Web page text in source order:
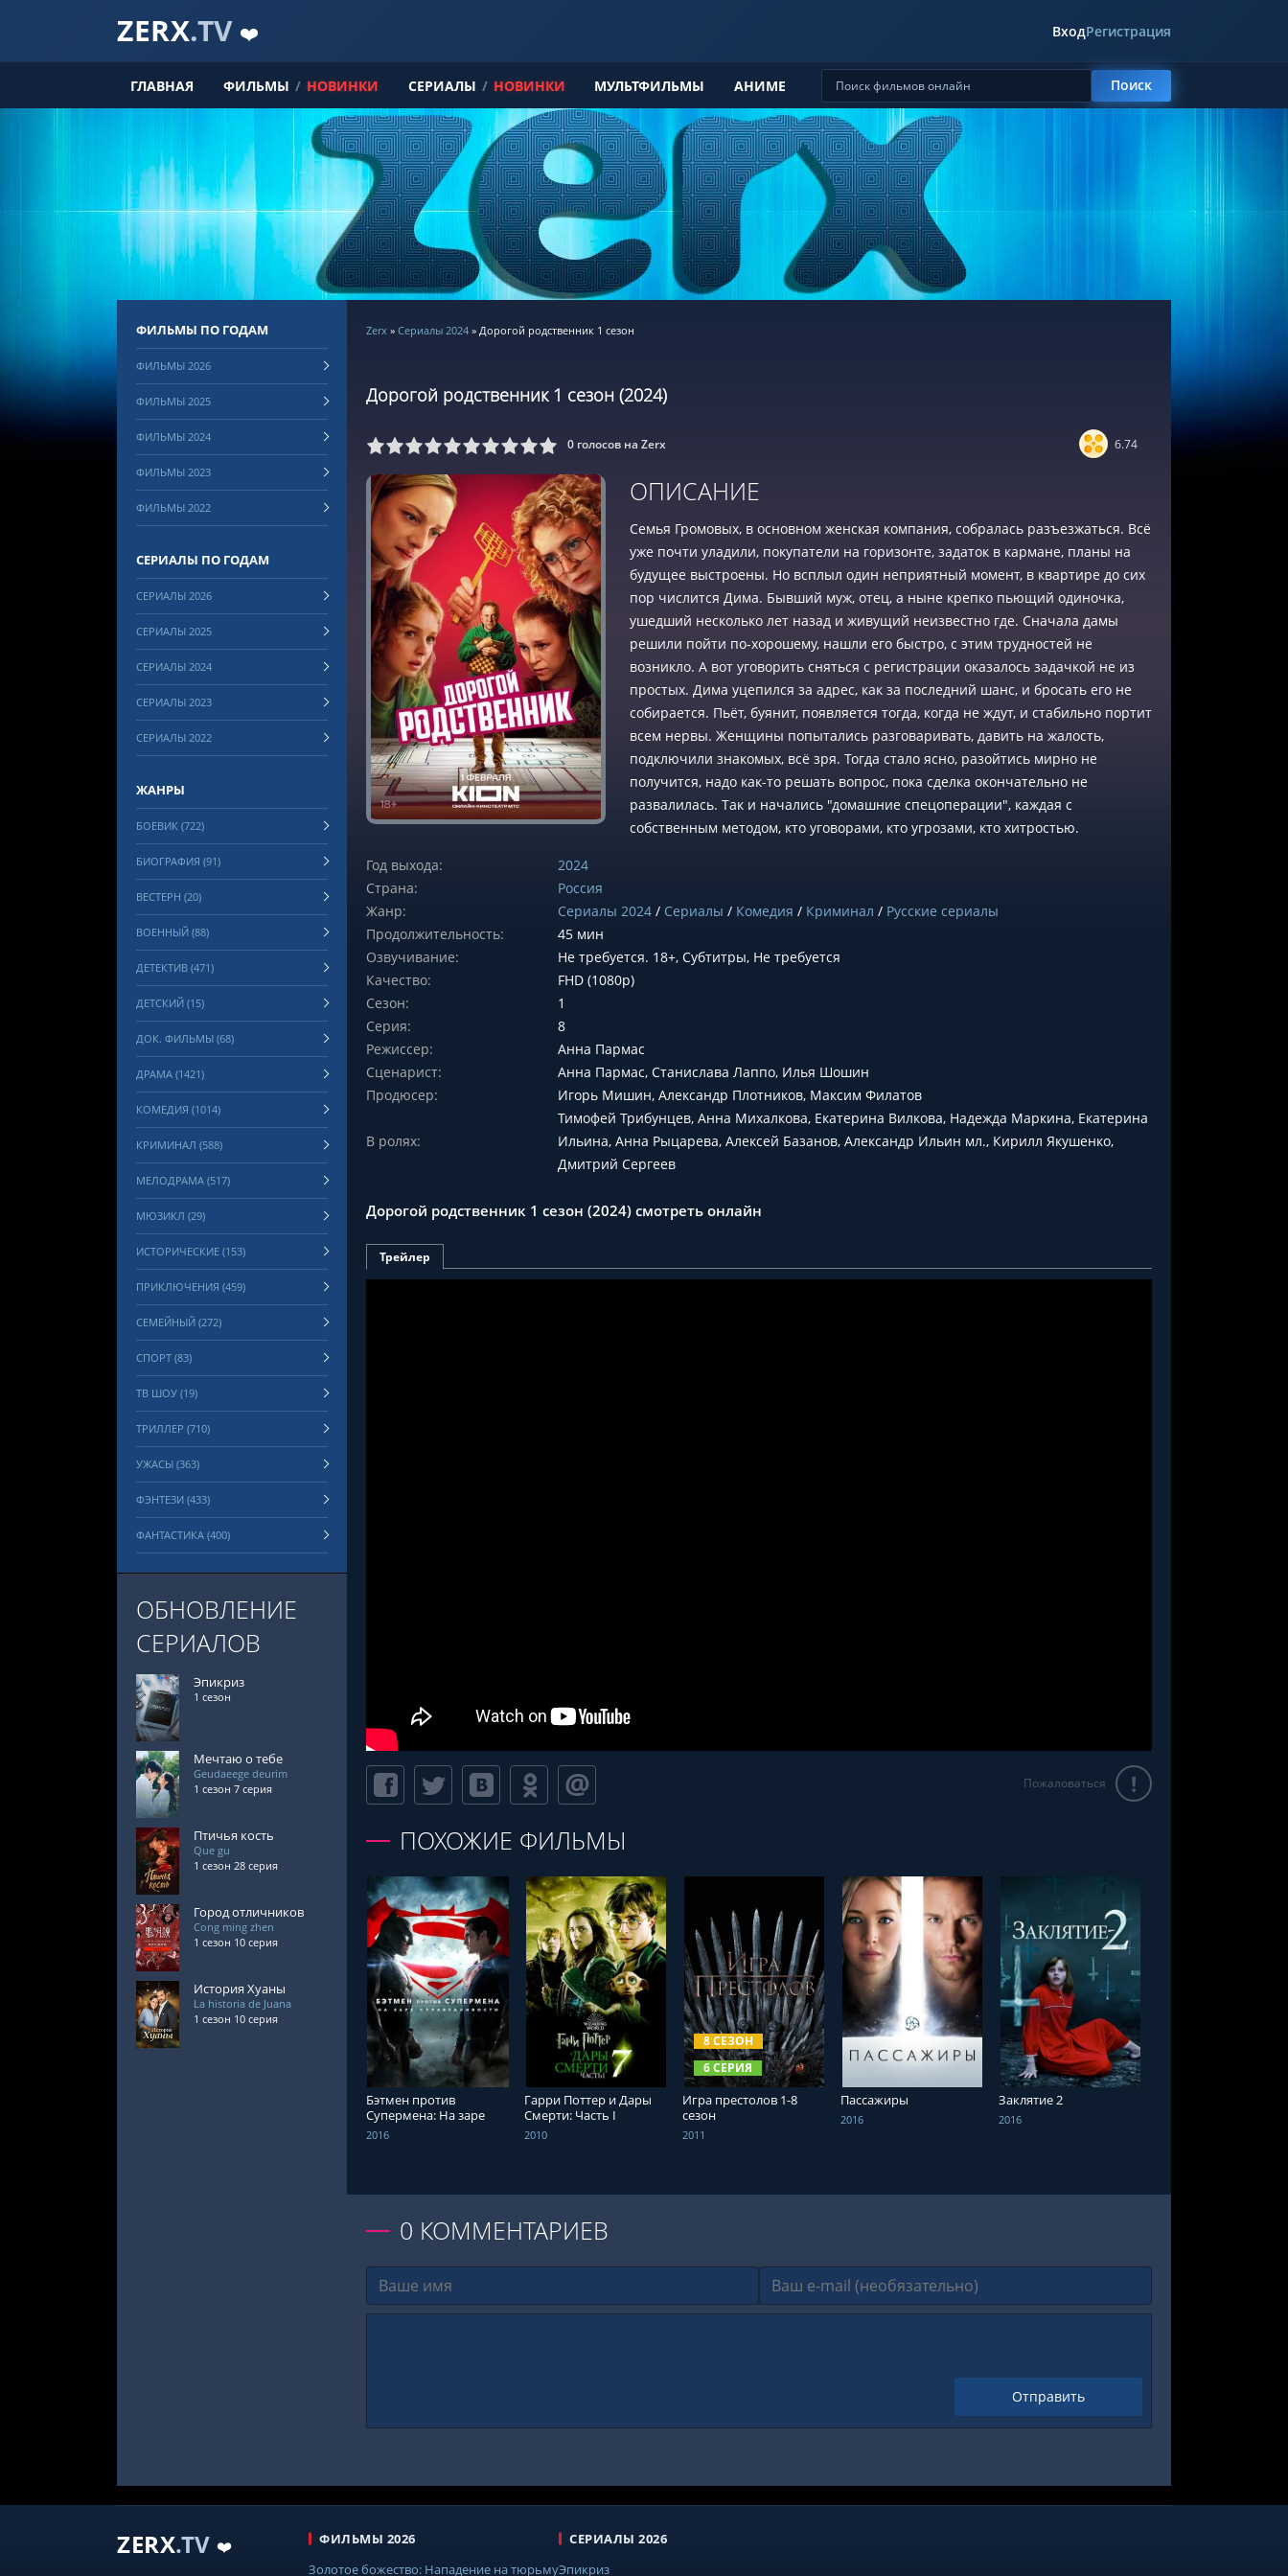
ZERX.TV ❤️ ВходРегистрация
ГЛАВНАЯ ФИЛЬМЫ / НОВИНКИ СЕРИАЛЫ / НОВИНКИ МУЛЬТФИЛЬМЫ АНИМЕ Поиск
Zerx » Сериалы 2024 » Дорогой родственник 1 сезон
Дорогой родственник 1 сезон (2024)
0 6 7 8 9 10 0 голосов на Zerx 6.74
ОПИСАНИЕ
Семья Громовых, в основном женская компания, собралась разъезжаться. Всё
уже почти уладили, покупатели на горизонте, задаток в кармане, планы на
будущее выстроены. Но всплыл один неприятный момент, в квартире до сих
пор числится Дима. Бывший муж, отец, а ныне крепко пьющий одиночка,
ушедший несколько лет назад и живущий неизвестно где. Сначала дамы
решили пойти по-хорошему, нашли его быстро, с этим трудностей не
возникло. А вот уговорить сняться с регистрации оказалось задачкой не из
простых. Дима уцепился за адрес, как за последний шанс, и бросать его не
собирается. Пьёт, буянит, появляется тогда, когда не ждут, и стабильно портит
всем нервы. Женщины попытались разговаривать, давить на жалость,
подключили знакомых, всё зря. Тогда стало ясно, разойтись мирно не
получится, надо как-то решать вопрос, пока сделка окончательно не
развалилась. Так и начались "домашние спецоперации", каждая с
собственным методом, кто уговорами, кто угрозами, кто хитростью.
Год выхода:
2024
Страна:
Россия
Жанр:
Сериалы 2024 / Сериалы / Комедия / Криминал / Русские сериалы
Продолжительность:
45 мин
Озвучивание:
Не требуется. 18+, Субтитры, Не требуется
Качество:
FHD (1080p)
Сезон:
1
Серия:
8
Режиссер:
Анна Пармас
Сценарист:
Анна Пармас, Станислава Лаппо, Илья Шошин
Продюсер:
Игорь Мишин, Александр Плотников, Максим Филатов
В ролях:
Тимофей Трибунцев, Анна Михалкова, Екатерина Вилкова, Надежда Маркина, Екатерина
Ильина, Анна Рыцарева, Алексей Базанов, Александр Ильин мл., Кирилл Якушенко,
Дмитрий Сергеев
Дорогой родственник 1 сезон (2024) смотреть онлайн
Трейлер
Пожаловаться !
ПОХОЖИЕ ФИЛЬМЫ
СМОТРЕТЬ ОНЛАЙН
Бэтмен против
Супермена: На заре
справедливости
2016
СМОТРЕТЬ ОНЛАЙН
Гарри Поттер и Дары
Смерти: Часть I
2010
8 СЕЗОН
6 СЕРИЯ
СМОТРЕТЬ ОНЛАЙН
Игра престолов 1-8
сезон
2011
СМОТРЕТЬ ОНЛАЙН
Пассажиры
2016
СМОТРЕТЬ ОНЛАЙН
Заклятие 2
2016
0 КОММЕНТАРИЕВ
Отправить
ФИЛЬМЫ ПО ГОДАМ
ФИЛЬМЫ 2026
ФИЛЬМЫ 2025
ФИЛЬМЫ 2024
ФИЛЬМЫ 2023
ФИЛЬМЫ 2022
СЕРИАЛЫ ПО ГОДАМ
СЕРИАЛЫ 2026
СЕРИАЛЫ 2025
СЕРИАЛЫ 2024
СЕРИАЛЫ 2023
СЕРИАЛЫ 2022
ЖАНРЫ
БОЕВИК (722)
БИОГРАФИЯ (91)
ВЕСТЕРН (20)
ВОЕННЫЙ (88)
ДЕТЕКТИВ (471)
ДЕТСКИЙ (15)
ДОК. ФИЛЬМЫ (68)
ДРАМА (1421)
КОМЕДИЯ (1014)
КРИМИНАЛ (588)
МЕЛОДРАМА (517)
МЮЗИКЛ (29)
ИСТОРИЧЕСКИЕ (153)
ПРИКЛЮЧЕНИЯ (459)
СЕМЕЙНЫЙ (272)
СПОРТ (83)
ТВ ШОУ (19)
ТРИЛЛЕР (710)
УЖАСЫ (363)
ФЭНТЕЗИ (433)
ФАНТАСТИКА (400)
ОБНОВЛЕНИЕ
СЕРИАЛОВ
Эпикриз
1 сезон
Мечтаю о тебе
Geudaeege deurim
1 сезон 7 серия
Птичья кость
Que gu
1 сезон 28 серия
Город отличников
Cong ming zhen
1 сезон 10 серия
История Хуаны
La historia de Juana
1 сезон 10 серия
ZERX.TV ❤️
ФИЛЬМЫ 2026
Золотое божество: Нападение на тюрьму
СЕРИАЛЫ 2026
Эпикриз